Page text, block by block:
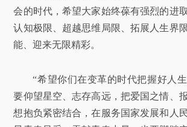
会的时代，希望大家始终葆有强烈的进
认知极限、超越思维局限、拓展人生界
能、迎来无限精彩。
“希望你们在变革的时代把握好人
要仰望星空、志存高远，把爱国之情、
想抱负紧密结合，在服务国家发展和人